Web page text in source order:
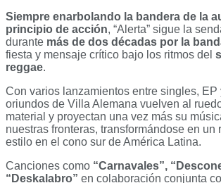
Siempre enarbolando la bandera de la
principio de acción, “Alerta” sigue la
durante más de dos décadas por la
fiesta y mensaje crítico bajo los ritmos del
reggae.
Con varios lanzamientos entre singles, EP
oriundos de Villa Alemana vuelven al
material y proyectan una vez más su
nuestras fronteras, transformándose en un
estilo en el cono sur de América Latina.
Canciones como “Carnavales”,
“Deskalabro” en colaboración conjunta